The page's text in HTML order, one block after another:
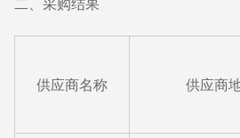
供应商名称 供应商